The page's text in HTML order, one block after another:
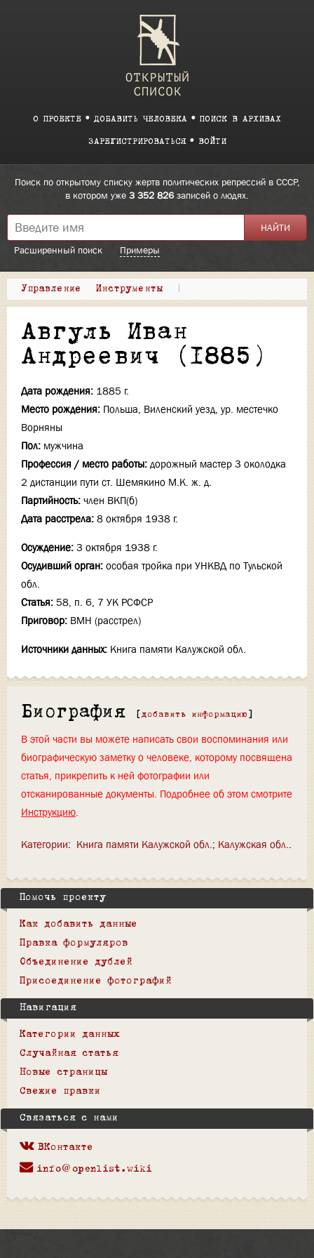
О ПРОЕКТЕ ДОБАВИТЬ ЧЕЛОВЕКА ПОИСК В АРХИВАХ
ЗАРЕГИСТРИРОВАТЬСЯ ВОЙТИ
Поиск по открытому списку жертв политических репрессий в СССР,
в котором уже 3 352 826записей о людях.
Расширенный поиск Примеры
Управление Инструменты |
Авгуль Иван
Андреевич (1885)
Дата рождения: 1885 г.
Место рождения: Польша, Виленский уезд, ур. местечко
Ворняны
Пол: мужчина
Профессия / место работы: дорожный мастер 3 околодка
2 дистанции пути ст. Шемякино М.К. ж. д.
Партийность: член ВКП(б)
Дата расстрела: 8 октября 1938 г.
Осуждение: 3 октября 1938 г.
Осудивший орган: особая тройка при УНКВД по Тульской
обл.
Статья: 58, п. 6, 7 УК РСФСР
Приговор: ВМН (расстрел)
Источники данных: Книга памяти Калужской обл.
Биография [ добавить информацию ]
В этой части вы можете написать свои воспоминания или
биографическую заметку о человеке, которому посвящена
статья, прикрепить к ней фотографии или
отсканированные документы. Подробнее об этом смотрите
Инструкцию.
Категории: Книга памяти Калужской обл. Калужская обл.
Помочь проекту
Как добавить данные
Правка формуляров
Объединение дублей
Присоединение фотографий
Навигация
Категории данных
Случайная статья
Новые страницы
Свежие правки
Связаться с нами
ВКонтакте
info@openlist.wiki